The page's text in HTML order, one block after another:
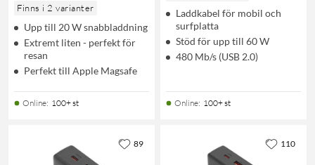
Finns i 2 varianter
Upp till 20 W snabbladdning
Extremt liten - perfekt för
resan
Perfekt till Apple Magsafe
Online: 100+ st
Laddkabel för mobil och
surfplatta
Stöd för upp till 60 W
480 Mb/s (USB 2.0)
Online: 100+ st
89 110